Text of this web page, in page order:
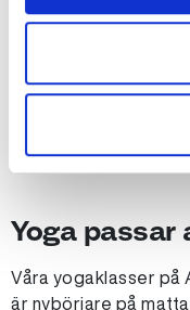
Stressnivåerna
Koncentrationen
Du känner dig
Immunförsvaret
Yoga passar
Våra yogaklasser på
är nybörjare på